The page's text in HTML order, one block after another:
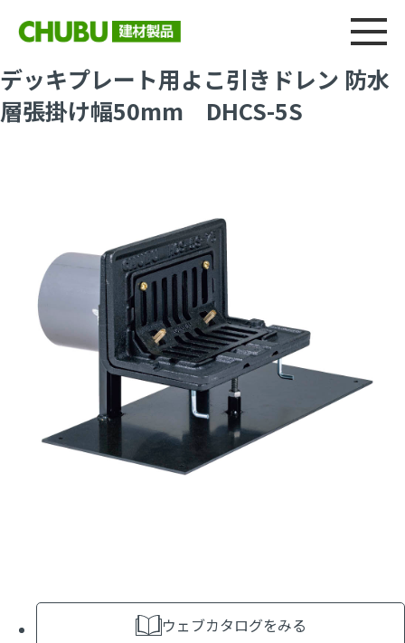
総合
デッキプレート用よこ引きドレン 防水
層張掛け幅50mm DHCS-5S
ウェブカタログをみる